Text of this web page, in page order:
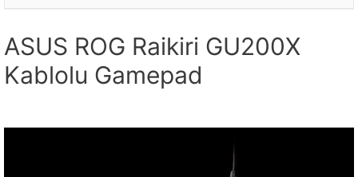
ASUS ROG Raikiri GU200X
Kablolu Gamepad